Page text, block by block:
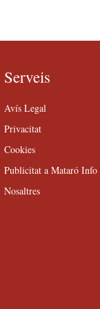
Serveis
Avís Legal
Privacitat
Cookies
Publicitat a Mataró Info
Nosaltres